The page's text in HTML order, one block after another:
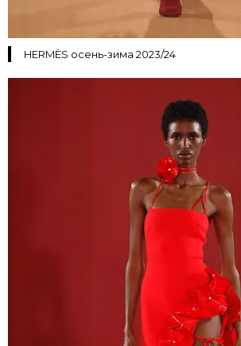
HERMÈS осень-зима 2023/24